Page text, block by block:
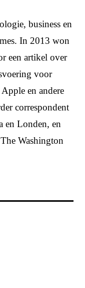
business en
In 2013 won
een artikel over
voor
en andere
correspondent
en Londen, en
Washington